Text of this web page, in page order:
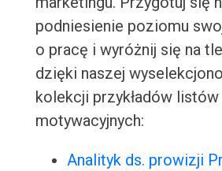
podniesienie poziomu
o pracę i wyróżnij się na
dzięki naszej
kolekcji przykładów listów
motywacyjnych:
Analityk ds. prowizji